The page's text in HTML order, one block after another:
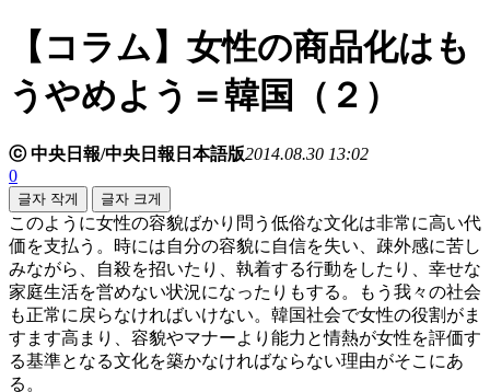
【コラム】女性の商品化はも
うやめよう＝韓国（２）
ⓒ 中央日報/中央日報日本語版2014.08.30 13:02
0
글자 작게 글자 크게
このように女性の容貌ばかり問う低俗な文化は非常に高い代
価を支払う。時には自分の容貌に自信を失い、疎外感に苦し
みながら、自殺を招いたり、執着する行動をしたり、幸せな
家庭生活を営めない状況になったりもする。もう我々の社会
も正常に戻らなければいけない。韓国社会で女性の役割がま
すます高まり、容貌やマナーより能力と情熱が女性を評価す
る基準となる文化を築かなければならない理由がそこにあ
る。